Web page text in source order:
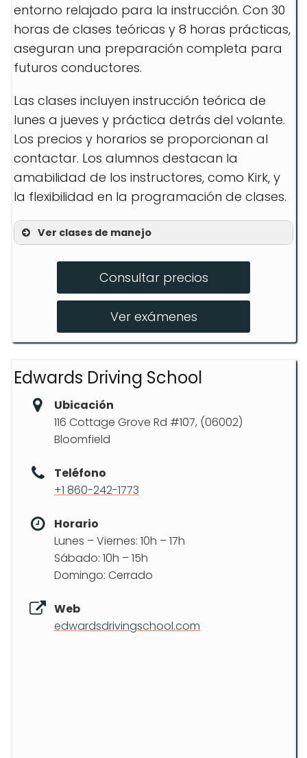
entorno relajado para la instrucción. Con 30
horas de clases teóricas y 8 horas prácticas,
aseguran una preparación completa para
futuros conductores.
Las clases incluyen instrucción teórica de
lunes a jueves y práctica detrás del volante.
Los precios y horarios se proporcionan al
contactar. Los alumnos destacan la
amabilidad de los instructores, como Kirk, y
la flexibilidad en la programación de clases.
Ver clases de manejo
Clases de manejo
Recogida de estudiantes
Consultar precios
Ver exámenes
Edwards Driving School
Ubicación
116 Cottage Grove Rd #107, (06002)
Bloomfield
Teléfono
+1 860-242-1773
Horario
Lunes – Viernes: 10h – 17h
Sábado: 10h – 15h
Domingo: Cerrado
Web
edwardsdrivingschool.com